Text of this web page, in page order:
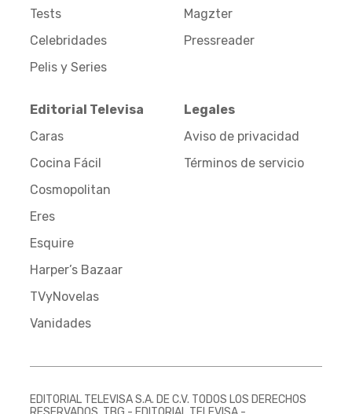
Tests
Celebridades
Pelis y Series
Magzter
Pressreader
Editorial Televisa
Caras
Cocina Fácil
Cosmopolitan
Eres
Esquire
Harper’s Bazaar
TVyNovelas
Vanidades
Legales
Aviso de privacidad
Términos de servicio
EDITORIAL TELEVISA S.A. DE C.V. TODOS LOS DERECHOS